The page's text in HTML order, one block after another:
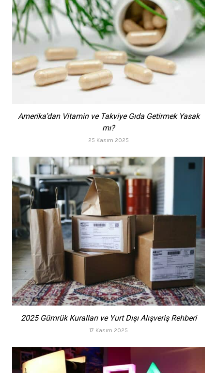
Amerika’dan Vitamin ve Takviye Gıda Getirmek Yasak
mı?
25 Kasım 2025
2025 Gümrük Kuralları ve Yurt Dışı Alışveriş Rehberi
17 Kasım 2025